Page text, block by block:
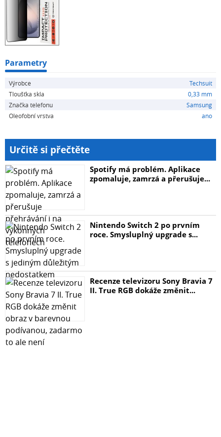
Parametry
Výrobce
Techsuit
Tloušťka skla
0,33 mm
Značka telefonu
Samsung
Oleofobní vrstva
ano
Určitě si přečtěte
Spotify má problém. Aplikace
zpomaluje, zamrzá a přerušuje...
Nintendo Switch 2 po prvním
roce. Smysluplný upgrade s...
Recenze televizoru Sony Bravia 7
II. True RGB dokáže změnit...